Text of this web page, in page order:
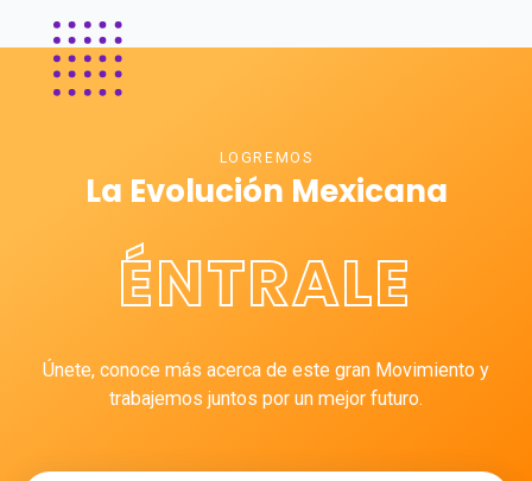
LOGREMOS
La Evolución Mexicana
ÉNTRALE
Únete, conoce más acerca de este gran Movimiento y
trabajemos juntos por un mejor futuro.